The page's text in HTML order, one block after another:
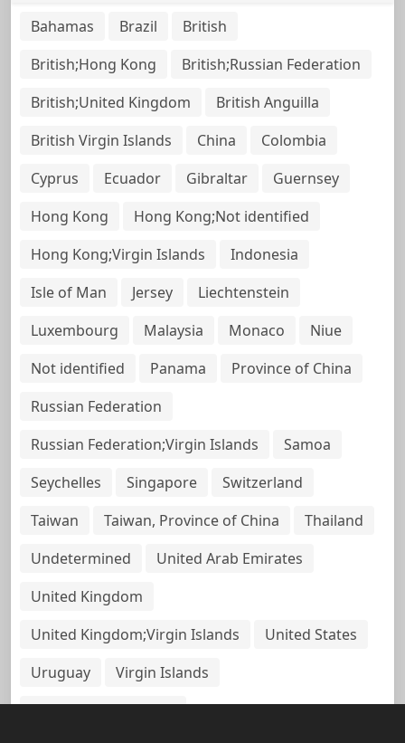
Bahamas Brazil
British
British;Hong Kong
British;Russian Federation
British;United Kingdom
British Anguilla
British Virgin Islands
China
Colombia
Cyprus
Ecuador Gibraltar
Guernsey
Hong Kong
Hong Kong;Not identified
Hong Kong;Virgin Islands
Indonesia
Isle of Man
Jersey
Liechtenstein
Luxembourg
Malaysia Monaco
Niue
Not identified
Panama
Province of China
Russian Federation
Russian Federation;Virgin Islands
Samoa
Seychelles
Singapore
Switzerland
Taiwan
Taiwan, Province of China
Thailand
Undetermined
United Arab Emirates
United Kingdom
United Kingdom;Virgin Islands
United States
Uruguay
Virgin Islands
Virgin Islands, British